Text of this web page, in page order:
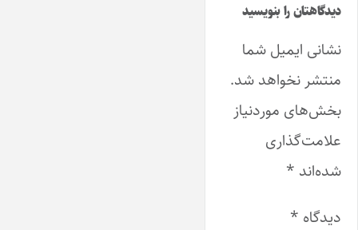
دیدگاهتان را بنویسید
نشانی ایمیل شما
منتشر نخواهد شد.
بخش‌های موردنیاز
علامت‌گذاری
شده‌اند *
دیدگاه *